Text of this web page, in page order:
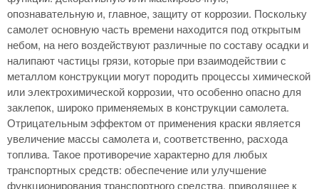
опознавательную и, главное, защиту от коррозии. Поскольку
самолет основную часть времени находится под открытым
небом, на него воздействуют различные по составу осадки и
налипают частицы грязи, которые при взаимодействии с
металлом конструкции могут породить процессы химической
или электрохимической коррозии, что особенно опасно для
заклепок, широко применяемых в конструкции самолета.
Отрицательным эффектом от применения краски является
увеличение массы самолета и, соответственно, расхода
топлива. Такое противоречие характерно для любых
транспортных средств: обеспечение или улучшение
функционирования транспортного средства, приводящее к